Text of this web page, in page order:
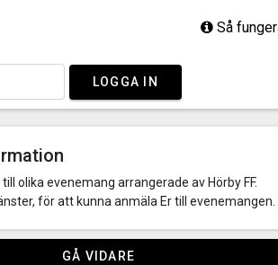
Så
LOGGA IN
olika evenemang arrangerade av Hörby FF.
för att kunna anmäla Er till evenemangen.
GÅ VIDARE